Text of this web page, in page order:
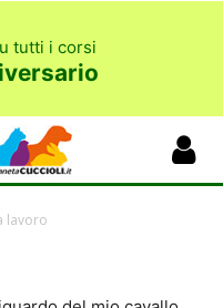
tutti i corsi
lavoro